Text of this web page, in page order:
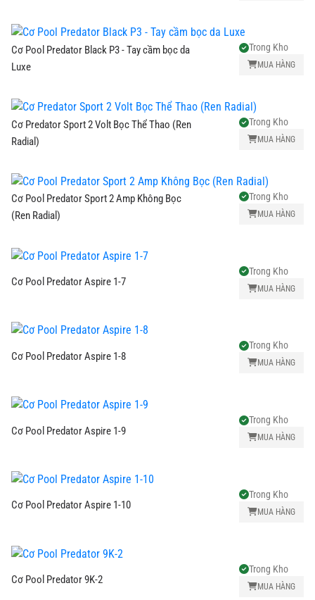
Cơ Pool Predator Black P3 - Tay cầm bọc da
Luxe
Trong Kho
MUA HÀNG
Cơ Predator Sport 2 Volt Bọc Thể Thao (Ren
Radial)
Trong Kho
MUA HÀNG
Cơ Pool Predator Sport 2 Amp Không Bọc
(Ren Radial)
Trong Kho
MUA HÀNG
Cơ Pool Predator Aspire 1-7
Trong Kho
MUA HÀNG
Cơ Pool Predator Aspire 1-8
Trong Kho
MUA HÀNG
Cơ Pool Predator Aspire 1-9
Trong Kho
MUA HÀNG
Cơ Pool Predator Aspire 1-10
Trong Kho
MUA HÀNG
Cơ Pool Predator 9K-2
Trong Kho
MUA HÀNG